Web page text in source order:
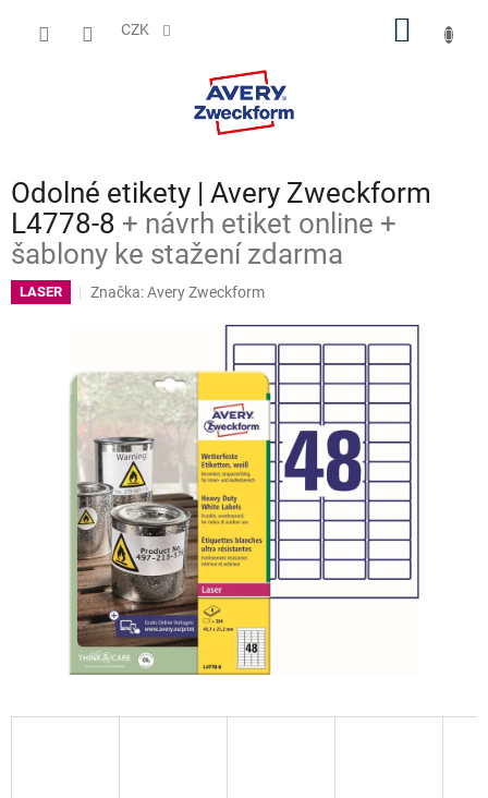
CZK
Odolné etikety | Avery Zweckform
L4778-8 + návrh etiket online +
šablony ke stažení zdarma
LASER Značka:Avery Zweckform